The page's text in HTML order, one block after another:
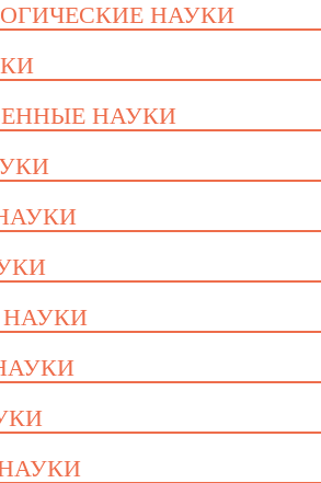
НАУКИ
НАУКИ
НАУКИ
НАУКИ